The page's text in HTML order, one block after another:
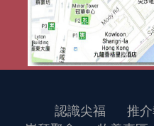
認識尖福 推